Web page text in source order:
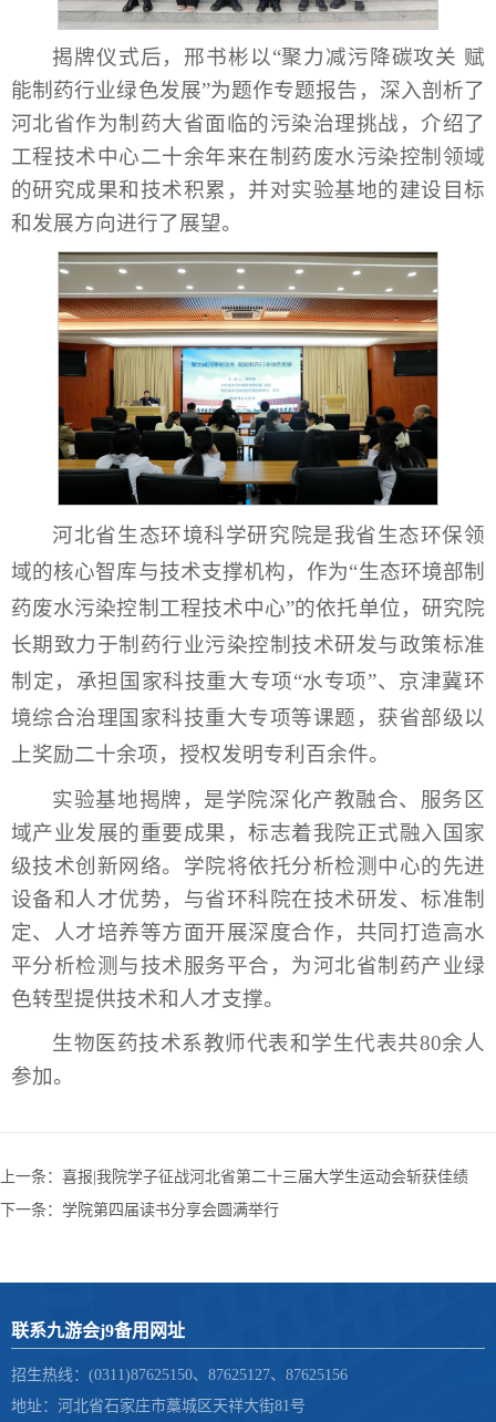
揭牌仪式后，邢书彬以“聚力减污降碳攻关 赋
能制药行业绿色发展”为题作专题报告，深入剖析了
河北省作为制药大省面临的污染治理挑战，介绍了
工程技术中心二十余年来在制药废水污染控制领域
的研究成果和技术积累，并对实验基地的建设目标
和发展方向进行了展望。
河北省生态环境科学研究院是我省生态环保领
域的核心智库与技术支撑机构，作为“生态环境部制
药废水污染控制工程技术中心”的依托单位，研究院
长期致力于制药行业污染控制技术研发与政策标准
制定，承担国家科技重大专项“水专项”、京津冀环
境综合治理国家科技重大专项等课题，获省部级以
上奖励二十余项，授权发明专利百余件。
实验基地揭牌，是学院深化产教融合、服务区
域产业发展的重要成果，标志着我院正式融入国家
级技术创新网络。学院将依托分析检测中心的先进
设备和人才优势，与省环科院在技术研发、标准制
定、人才培养等方面开展深度合作，共同打造高水
平分析检测与技术服务平合，为河北省制药产业绿
色转型提供技术和人才支撑。
生物医药技术系教师代表和学生代表共80余人
参加。
上一条： 喜报|我院学子征战河北省第二十三届大学生运动会斩获佳绩
下一条： 学院第四届读书分享会圆满举行
联系九游会j9备用网址
招生热线：(0311)87625150、87625127、87625156
地址：河北省石家庄市藁城区天祥大街81号